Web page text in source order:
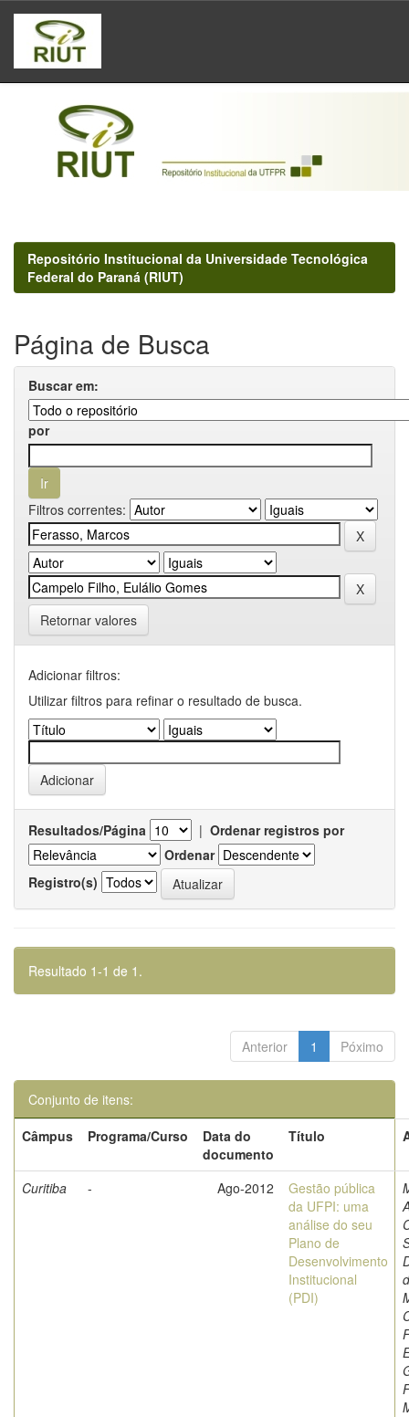
Skip
navigation
Repositório Institucional da Universidade Tecnológica
Federal do Paraná (RIUT)
Página de Busca
Buscar em:
por
Filtros correntes:
Retornar valores
Adicionar filtros:
Utilizar filtros para refinar o resultado de busca.
Resultados/Página | Ordenar registros por
Ordenar
Registro(s)
Resultado 1-1 de 1.
Anterior 1 Póximo
Conjunto de itens:
Câmpus
Programa/Curso
Data do
documento
Título
Curitiba - Ago-2012
Gestão pública
da UFPI: uma
análise do seu
Plano de
Desenvolvimento
Institucional
(PDI)